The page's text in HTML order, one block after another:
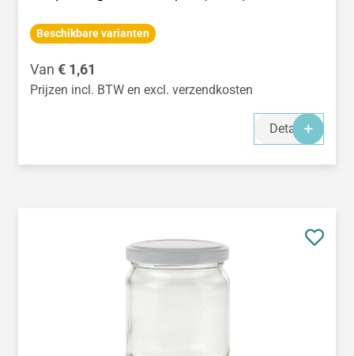
Beschikbare varianten
Normale prijs:
Van € 1,61
Prijzen incl. BTW en excl. verzendkosten
Details